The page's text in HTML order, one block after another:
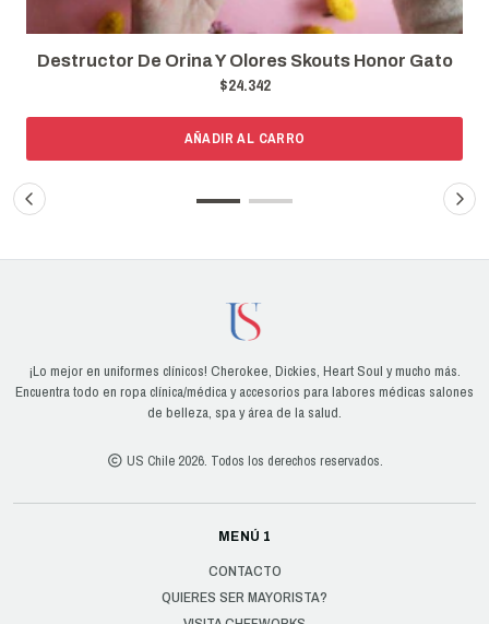
Catit Mat Alfombra Para Baño /arenero De Gato
$11.990
AÑADIR AL CARRO
¡Lo mejor en uniformes clínicos! Cherokee, Dickies, Heart Soul y mucho más.
Encuentra todo en ropa clínica/médica y accesorios para labores médicas salones
de belleza, spa y área de la salud.
US Chile 2026. Todos los derechos reservados.
MENÚ 1
CONTACTO
QUIERES SER MAYORISTA?